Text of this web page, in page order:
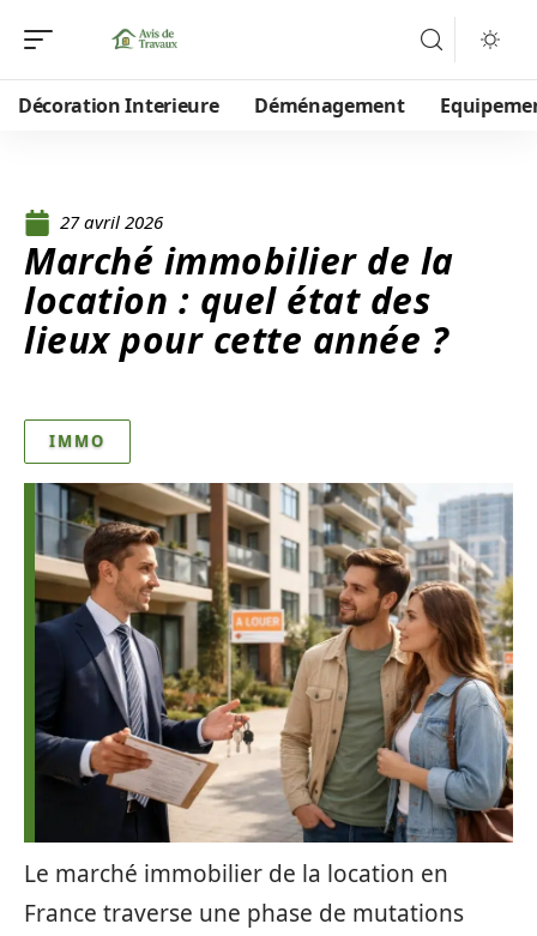
Décoration Interieure Déménagement
27 avril 2026
Marché immobilier de la
location : quel état des
lieux pour cette année ?
IMMO
Le marché immobilier de la location en
France traverse une phase de mutations